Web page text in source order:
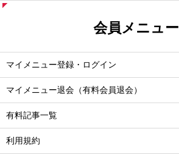
会員メニュー
マイメニュー登録・ログイン
マイメニュー退会（有料会員退会）
有料記事一覧
利用規約